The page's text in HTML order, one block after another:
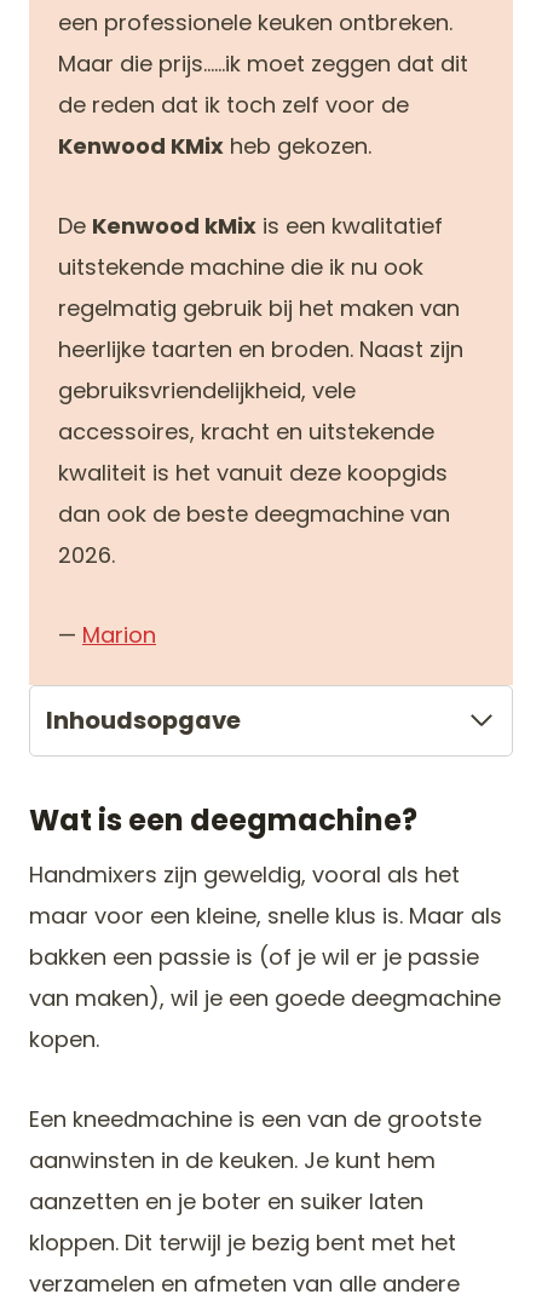
een professionele keuken ontbreken.
Maar die prijs……ik moet zeggen dat dit
de reden dat ik toch zelf voor de
Kenwood KMix heb gekozen.
De Kenwood kMix is een kwalitatief
uitstekende machine die ik nu ook
regelmatig gebruik bij het maken van
heerlijke taarten en broden. Naast zijn
gebruiksvriendelijkheid, vele
accessoires, kracht en uitstekende
kwaliteit is het vanuit deze koopgids
dan ook de beste deegmachine van
2026.
— Marion
Inhoudsopgave
Wat is een deegmachine?
Handmixers zijn geweldig, vooral als het
maar voor een kleine, snelle klus is. Maar als
bakken een passie is (of je wil er je passie
van maken), wil je een goede deegmachine
kopen.
Een kneedmachine is een van de grootste
aanwinsten in de keuken. Je kunt hem
aanzetten en je boter en suiker laten
kloppen. Dit terwijl je bezig bent met het
verzamelen en afmeten van alle andere